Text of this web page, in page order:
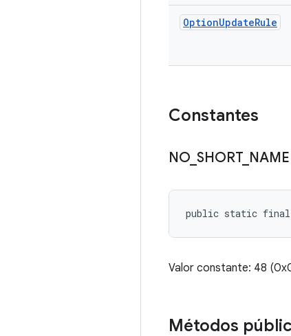
OptionUpdateRule
Constantes
NO SHORT_ NAME
public static final
Valor constante: 48
Métodos